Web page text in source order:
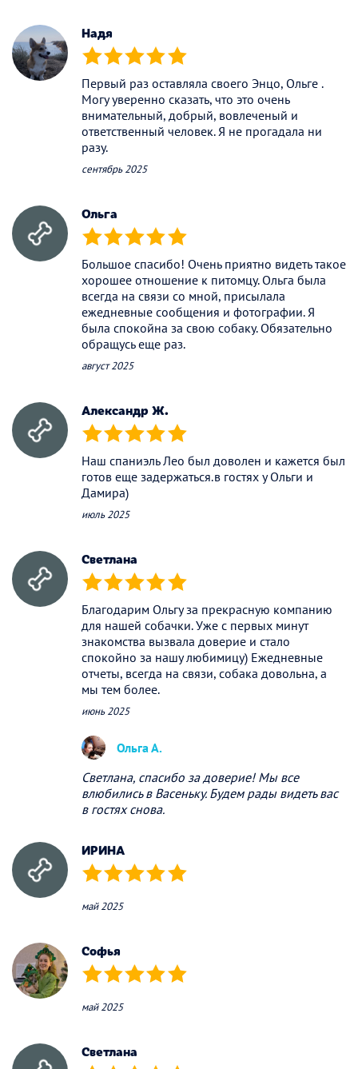
Надя
(*) (*) (*) (*) (*)
Первый раз оставляла своего Энцо, Ольге .
Могу уверенно сказать, что это очень
внимательный, добрый, вовлеченый и
ответственный человек. Я не прогадала ни
разу.
сентябрь 2025
Ольга
(*) (*) (*) (*) (*)
Большое спасибо! Очень приятно видеть такое
хорошее отношение к питомцу. Ольга была
всегда на связи со мной, присылала
ежедневные сообщения и фотографии. Я
была спокойна за свою собаку. Обязательно
обращусь еще раз.
август 2025
Александр Ж.
(*) (*) (*) (*) (*)
Наш спаниэль Лео был доволен и кажется был
готов еще задержаться.в гостях у Ольги и
Дамира)
июль 2025
Светлана
(*) (*) (*) (*) (*)
Благодарим Ольгу за прекрасную компанию
для нашей собачки. Уже с первых минут
знакомства вызвала доверие и стало
спокойно за нашу любимицу) Ежедневные
отчеты, всегда на связи, собака довольна, а
мы тем более.
июнь 2025
Ольга А.
Светлана, спасибо за доверие! Мы все
влюбились в Васеньку. Будем рады видеть вас
в гостях снова.
ИРИНА
(*) (*) (*) (*) (*)
май 2025
Софья
(*) (*) (*) (*) (*)
май 2025
Светлана